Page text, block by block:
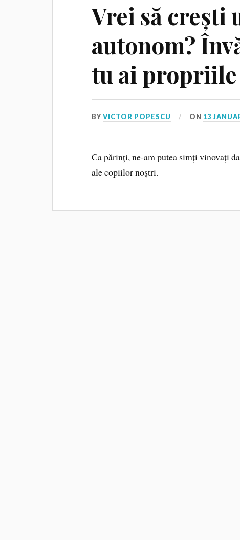
Vrei să crești
autonom?
tu ai propriile
BYVICTOR POPESCU ON 13
Ca părinți, ne‑am putea simți vinovați
ale copiilor noștri.